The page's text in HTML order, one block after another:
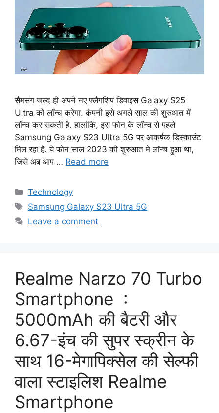
सैमसंग जल्द ही अपने नए फ्लैगशिप डिवाइस Galaxy S25
Ultra को लॉन्च करेगा. कंपनी इसे अगले साल की शुरुआत में
लॉन्च कर सकती है. हालांकि, इस फोन के लॉन्च से पहले
Samsung Galaxy S23 Ultra 5G पर आकर्षक डिस्काउंट
मिल रहा है. ये फोन साल 2023 की शुरुआत में लॉन्च हुआ था,
जिसे अब आप … Read more
Categories
Technology
Tags
Samsung Galaxy S23 Ultra 5G
Leave a comment
Realme Narzo 70 Turbo
Smartphone :
5000mAh की बैटरी और
6.67-इंच की सुपर स्क्रीन के
साथ 16-मेगापिक्सेल की सेल्फी
वाला स्टाइलिश Realme
Smartphone